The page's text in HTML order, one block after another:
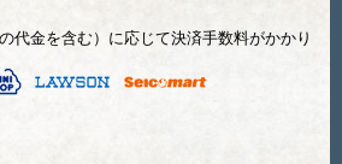
代金を含む）に応じて決済手数料がかかり